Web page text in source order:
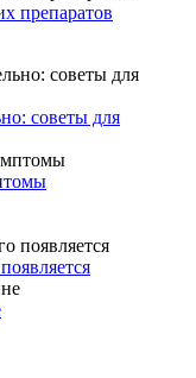
препаратов
советы для